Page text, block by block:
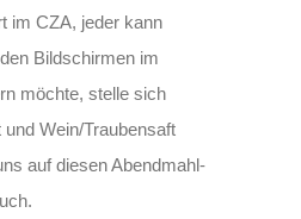
im CZA, jeder kann
Bildschirmen im
möchte, stelle sich
Wein/Traubensaft
auf diesen Abendmahl-